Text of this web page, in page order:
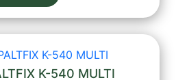
K-540 MULTI